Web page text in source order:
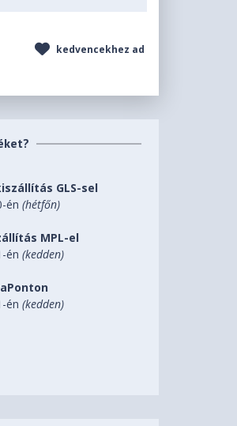
kedvencekhez ad
GLS-sel
én (hétfőn)
MPL-el
én (kedden)
én (kedden)